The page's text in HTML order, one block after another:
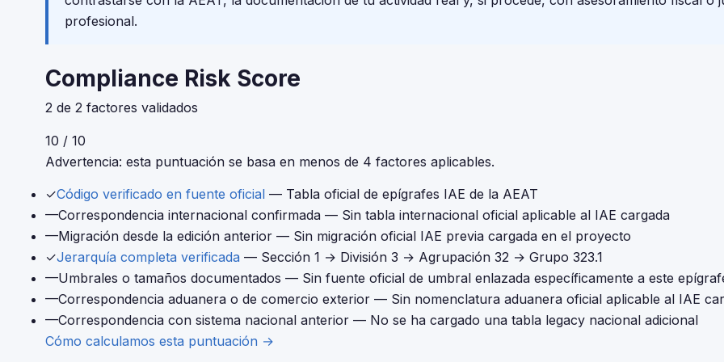
profesional.
Compliance Risk Score
2 de 2 factores validados
10 / 10
Advertencia: esta puntuación se basa en menos de 4 factores aplicables.
✓Código verificado en fuente oficial — Tabla oficial de epígrafes IAE de la AEAT
—Correspondencia internacional confirmada — Sin tabla internacional oficial aplicable al IAE cargada
—Migración desde la edición anterior — Sin migración oficial IAE previa cargada en el proyecto
✓Jerarquía completa verificada — Sección 1 → División 3 → Agrupación 32 → Grupo 323.1
—Umbrales o tamaños documentados — Sin fuente oficial de umbral enlazada específicamente a este
—Correspondencia aduanera o de comercio exterior — Sin nomenclatura aduanera oficial aplicable al IAE
—Correspondencia con sistema nacional anterior — No se ha cargado una tabla legacy nacional adicional
Cómo calculamos esta puntuación →